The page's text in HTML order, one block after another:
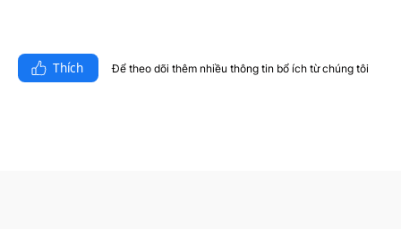
Thích Để theo dõi thêm nhiều thông tin bổ ích từ chúng tôi​